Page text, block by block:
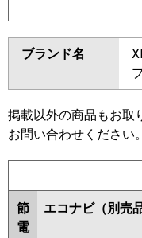
東芝
三菱電機
日立
三菱重工
ダイキン
東芝
ブランド名
掲載以外の商品もお取
お問い合わせください。
節
電
エコナビ（別売品